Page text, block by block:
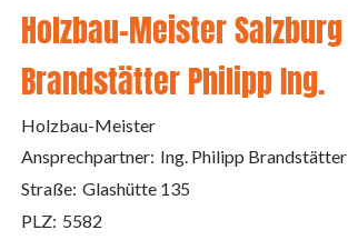
Holzbau-Meister Salzburg
Brandstätter Philipp Ing.
Holzbau-Meister
Ansprechpartner: Ing. Philipp Brandstätter
Straße: Glashütte 135
PLZ: 5582